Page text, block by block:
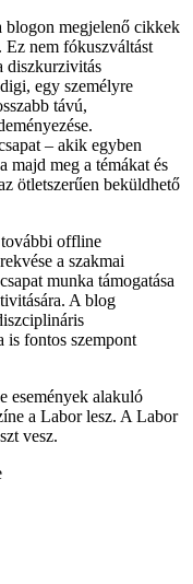
blogon megjelenő cikkek
Ez nem fókuszváltást
diszkurzivitás
egy személyre
távú,
– akik egyben
majd meg a témákat és
ötletszerűen beküldhető
további offline
a szakmai
munka támogatása
A blog
is fontos szempont
események alakuló
a Labor lesz. A Labor
vesz.